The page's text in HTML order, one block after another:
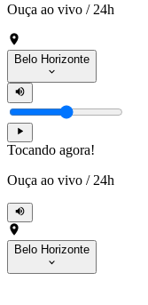
Ouça ao vivo / 24h
Belo Horizonte
Tocando agora!
Ouça ao vivo / 24h
Belo Horizonte